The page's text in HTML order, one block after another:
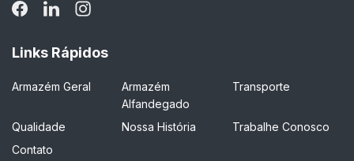
Links Rápidos
Armazém Geral
Armazém
Alfandegado
Transporte
Qualidade Nossa História
Trabalhe Conosco
Contato